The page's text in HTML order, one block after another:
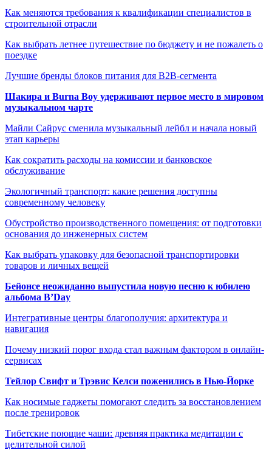
Как меняются требования к квалификации специалистов в
строительной отрасли
Как выбрать летнее путешествие по бюджету и не пожалеть о
поездке
Лучшие бренды блоков питания для B2B-сегмента
Шакира и Burna Boy удерживают первое место в мировом
музыкальном чарте
Майли Сайрус сменила музыкальный лейбл и начала новый
этап карьеры
Как сократить расходы на комиссии и банковское
обслуживание
Экологичный транспорт: какие решения доступны
современному человеку
Обустройство производственного помещения: от подготовки
основания до инженерных систем
Как выбрать упаковку для безопасной транспортировки
товаров и личных вещей
Бейонсе неожиданно выпустила новую песню к юбилею
альбома B’Day
Интегративные центры благополучия: архитектура и
навигация
Почему низкий порог входа стал важным фактором в онлайн-
сервисах
Тейлор Свифт и Трэвис Келси поженились в Нью-Йорке
Как носимые гаджеты помогают следить за восстановлением
после тренировок
Тибетские поющие чаши: древняя практика медитации с
целительной силой